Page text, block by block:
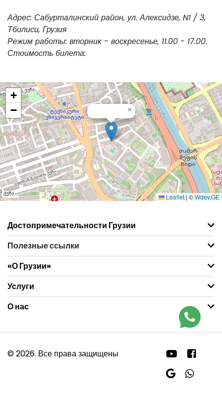
Адрес: Сабурталинский район, ул. Алексидзе, N1 / 3,
Тбилиси, Грузия
Режим работы: вторник - воскресенье, 11.00 - 17.00.
Стоимость билета:
×
+
−
Leaflet | ©Wdev.GE
Достопримечательности Грузии
Полезные ссылки
«О Грузии»
Услуги
О нас
© 2026. Все права защищены